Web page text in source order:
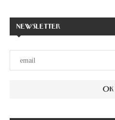
NEWSLETTER